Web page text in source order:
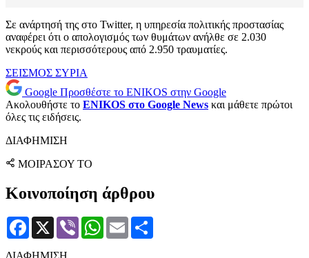
Σε ανάρτησή της στο Twitter, η υπηρεσία πολιτικής προστασίας
αναφέρει ότι ο απολογισμός των θυμάτων ανήλθε σε 2.030
νεκρούς και περισσότερους από 2.950 τραυματίες.
ΣΕΙΣΜΟΣ ΣΥΡΙΑ
Google Προσθέστε το ENIKOS στην Google
Ακολουθήστε το ENIKOS στο Google News και μάθετε πρώτοι
όλες τις ειδήσεις.
ΔΙΑΦΗΜΙΣΗ
ΜΟΙΡΑΣΟΥ ΤΟ
Κοινοποίηση άρθρου
Facebook
X Viber WhatsApp
Email
ΔΙΑΦΗΜΙΣΗ